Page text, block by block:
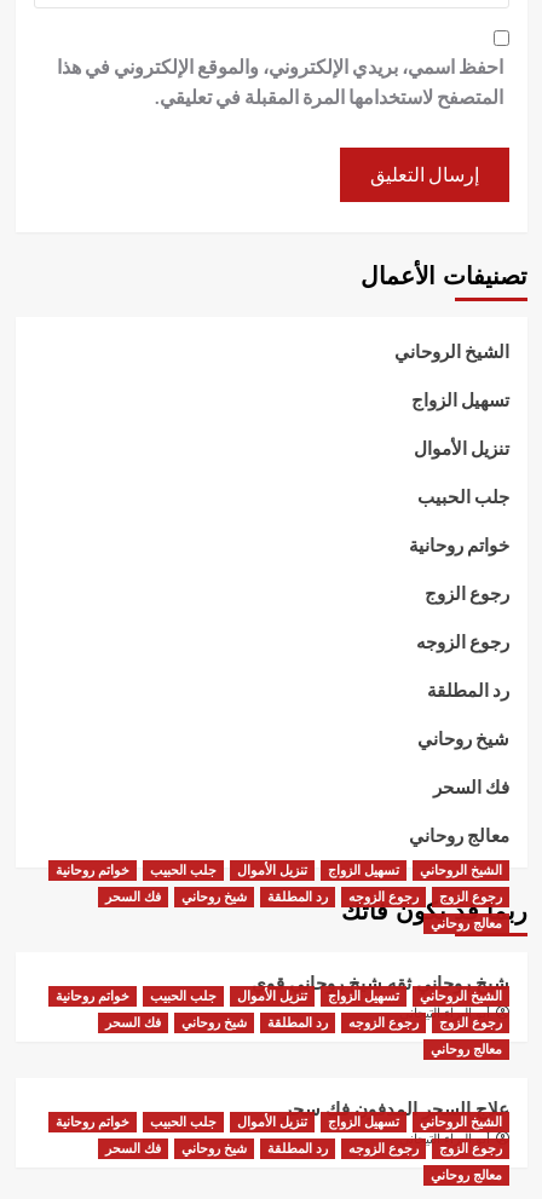
احفظ اسمي، بريدي الإلكتروني، والموقع الإلكتروني في هذا
المتصفح لاستخدامها المرة المقبلة في تعليقي.
تصنيفات الأعمال
الشيخ الروحاني
تسهيل الزواج
تنزيل الأموال
جلب الحبيب
خواتم روحانية
رجوع الزوج
رجوع الزوجه
رد المطلقة
شيخ روحاني
فك السحر
معالج روحاني
ربما قد يكون فاتك
الشيخ الروحاني تسهيل الزواج تنزيل الأموال جلب الحبيب
خواتم روحانية
رجوع الزوج
رجوع الزوجه رد المطلقة شيخ روحاني
فك السحر
معالج روحاني
شيخ روحاني ثقه شيخ روحاني قوي
أبو البراء التيجاني
الشيخ الروحاني تسهيل الزواج تنزيل الأموال جلب الحبيب
خواتم روحانية
رجوع الزوج
رجوع الزوجه رد المطلقة شيخ روحاني
فك السحر
معالج روحاني
علاج السحر المدفون فك سحر
أبو البراء التيجاني
الشيخ الروحاني تسهيل الزواج تنزيل الأموال جلب الحبيب
خواتم روحانية
رجوع الزوج
رجوع الزوجه رد المطلقة شيخ روحاني
فك السحر
معالج روحاني